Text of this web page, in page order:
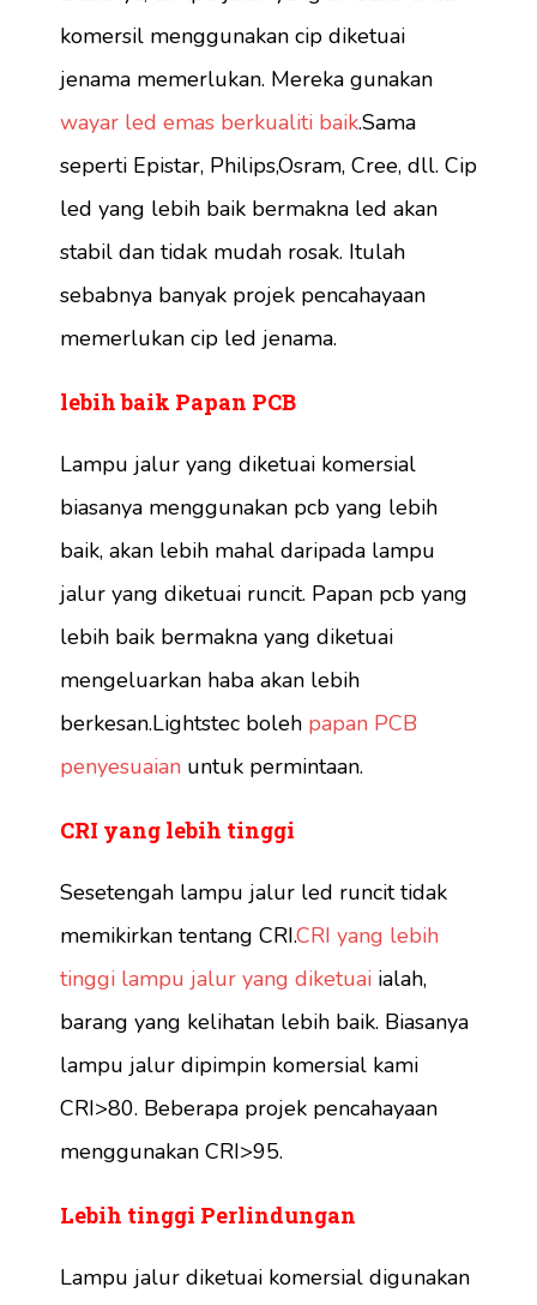
komersil menggunakan cip diketuai
jenama memerlukan. Mereka gunakan
wayar led emas berkualiti baik.Sama
seperti Epistar, Philips,Osram, Cree, dll. Cip
led yang lebih baik bermakna led akan
stabil dan tidak mudah rosak. Itulah
sebabnya banyak projek pencahayaan
memerlukan cip led jenama.
lebih baik Papan PCB
Lampu jalur yang diketuai komersial
biasanya menggunakan pcb yang lebih
baik, akan lebih mahal daripada lampu
jalur yang diketuai runcit. Papan pcb yang
lebih baik bermakna yang diketuai
mengeluarkan haba akan lebih
berkesan.Lightstec boleh papan PCB
penyesuaian untuk permintaan.
CRI yang lebih tinggi
Sesetengah lampu jalur led runcit tidak
memikirkan tentang CRI.CRI yang lebih
tinggi lampu jalur yang diketuai ialah,
barang yang kelihatan lebih baik. Biasanya
lampu jalur dipimpin komersial kami
CRI>80. Beberapa projek pencahayaan
menggunakan CRI>95.
Lebih tinggi Perlindungan
Lampu jalur diketuai komersial digunakan